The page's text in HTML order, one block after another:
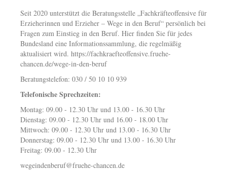
Seit 2020 unterstützt die Beratungsstelle „Fachkräfteoffensive für
Erzieherinnen und Erzieher – Wege in den Beruf“ persönlich bei
Fragen zum Einstieg in den Beruf. Hier finden Sie für jedes
Bundesland eine Informationssammlung, die regelmäßig
aktualisiert wird. https://fachkraefteoffensive.fruehe-
chancen.de/wege-in-den-beruf
Beratungstelefon: 030 / 50 10 10 939
Telefonische Sprechzeiten:
Montag: 09.00 - 12.30 Uhr und 13.00 - 16.30 Uhr
Dienstag: 09.00 - 12.30 Uhr und 16.00 - 18.00 Uhr
Mittwoch: 09.00 - 12.30 Uhr und 13.00 - 16.30 Uhr
Donnerstag: 09.00 - 12.30 Uhr und 13.00 - 16.30 Uhr
Freitag: 09.00 - 12.30 Uhr
wegeindenberuf@fruehe-chancen.de